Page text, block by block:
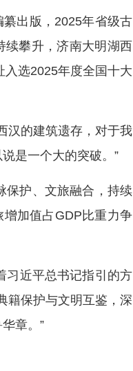
纂出版，2025年省级古
续攀升，济南大明湖西
选2025年度全国十大
汉的建筑遗存，对于我
是一个大的突破。”
保护、文旅融合，持续
加值占GDP比重力争
习近平总书记指引的方
籍保护与文明互鉴，深
章。”